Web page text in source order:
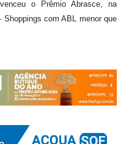
o Prêmio Abrasce, na
com ABL menor que